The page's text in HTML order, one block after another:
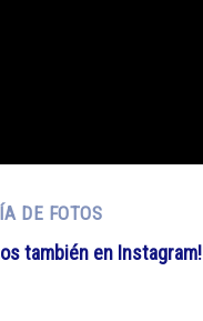
DE FOTOS
también en Instagram!